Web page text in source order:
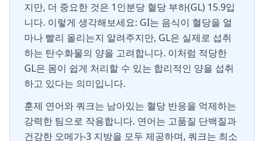
지만, 더 중요한 것은 1인분당 혈당 부하(GL) 15.9입
니다. 이렇게 생각해보세요: GI는 음식이 혈당을 얼
마나 빨리 올리는지 알려주지만, GL은 실제로 섭취
하는 탄수화물의 양을 고려합니다. 이처럼 적당한
GL은 몸이 쉽게 처리할 수 있는 합리적인 양을 섭취
하고 있다는 의미입니다.
훈제 연어와 쿼크는 남아있는 혈당 반응을 억제하는
강력한 팀으로 작용합니다. 연어는 고품질 단백질과
건강한 오메가-3 지방을 모두 제공하며, 쿼크는 최소